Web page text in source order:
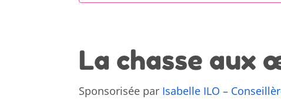
La chasse aux
Sponsorisée par Isabelle ILO –